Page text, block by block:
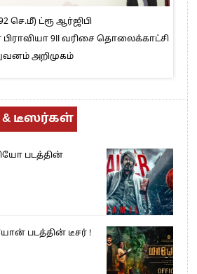
செ.மீ) ட்ரூ ஆர்ஜிபி
9II வரிசை தொலைக்காட்சி
அறிமுகம்
& டீஸர்கள்
படத்தின்
படத்தின் டீசர் !